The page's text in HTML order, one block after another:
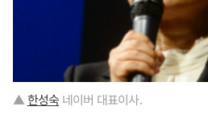
▲한성숙 네이버 대표이사.